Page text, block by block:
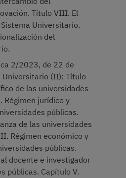
Título VIII. El
Universitario.
del
2/2023, de 22 de
Universitario (II): Título
de las universidades
Régimen jurídico y
públicas.
de las universidades
Régimen económico y
públicas.
docente e investigador
públicas. Capítulo V.